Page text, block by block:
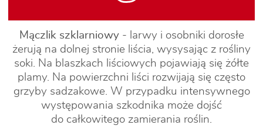
Mączlik szklarniowy- larwy i osobniki dorosłe
żerują na dolnej stronie liścia, wysysając z rośliny
soki. Na blaszkach liściowych pojawiają się żółte
plamy. Na powierzchni liści rozwijają się często
grzyby sadzakowe. W przypadku intensywnego
występowania szkodnika może dojść
do całkowitego zamierania roślin.